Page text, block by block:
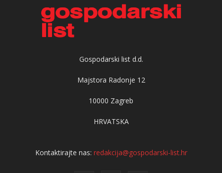
Gospodarski list d.d.
Majstora Radonje 12
10000 Zagreb
HRVATSKA
Kontaktirajte nas: redakcija@gospodarski-list.hr